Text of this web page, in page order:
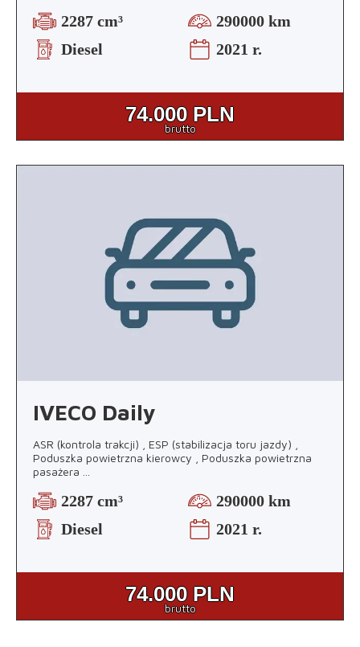
2287 cm³
290000 km
Diesel
2021 r.
74.000 PLN
brutto
IVECO Daily
ASR (kontrola trakcji) , ESP (stabilizacja toru jazdy) ,
Poduszka powietrzna kierowcy , Poduszka powietrzna
pasażera
2287 cm³
290000 km
Diesel
2021 r.
74.000 PLN
brutto